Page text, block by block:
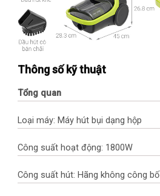
Thông số kỹ thuật
Tổng quan
Loại máy: Máy hút bụi dạng hộp
Công suất hoạt động: 1800W
Công suất hút: Hãng không công bố